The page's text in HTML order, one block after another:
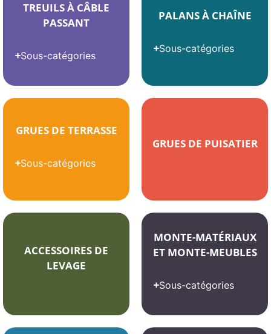
TREUILS À CÂBLE
PASSANT
Sous-catégories
PALANS À CHAÎNE
Sous-catégories
GRUES DE TERRASSE
Sous-catégories
GRUES DE PUISATIER
ACCESSOIRES DE
LEVAGE
MONTE-MATÉRIAUX
ET MONTE-MEUBLES
Sous-catégories